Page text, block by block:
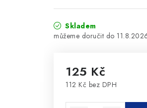
Skladem
125 Kč
112 Kč bez DPH